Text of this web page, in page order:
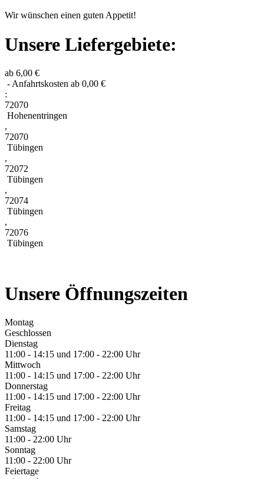
Wir wünschen einen guten Appetit!
Unsere Liefergebiete:
ab 6,00 €
- Anfahrtskosten ab 0,00 €
:
72070
Hohenentringen
,
72070
Tübingen
,
72072
Tübingen
,
72074
Tübingen
,
72076
Tübingen
Unsere Öffnungszeiten
Montag
Geschlossen
Dienstag
11:00 - 14:15 und 17:00 - 22:00 Uhr
Mittwoch
11:00 - 14:15 und 17:00 - 22:00 Uhr
Donnerstag
11:00 - 14:15 und 17:00 - 22:00 Uhr
Freitag
11:00 - 14:15 und 17:00 - 22:00 Uhr
Samstag
11:00 - 22:00 Uhr
Sonntag
11:00 - 22:00 Uhr
Feiertage